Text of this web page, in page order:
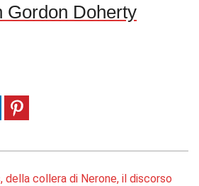
Gordon Doherty
della collera di Nerone, il discorso